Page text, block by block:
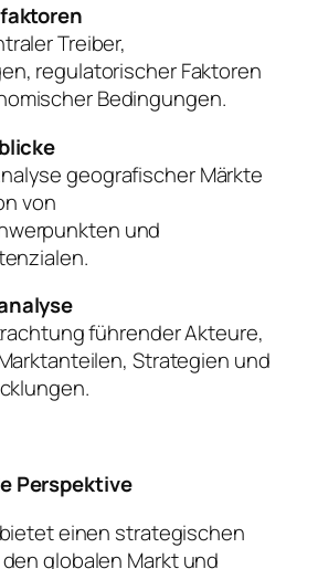
Treiber,
regulatorischer Faktoren
Bedingungen.
geografischer Märkte
von
und
führender Akteure,
Strategien und
Perspektive
einen strategischen
globalen Markt und